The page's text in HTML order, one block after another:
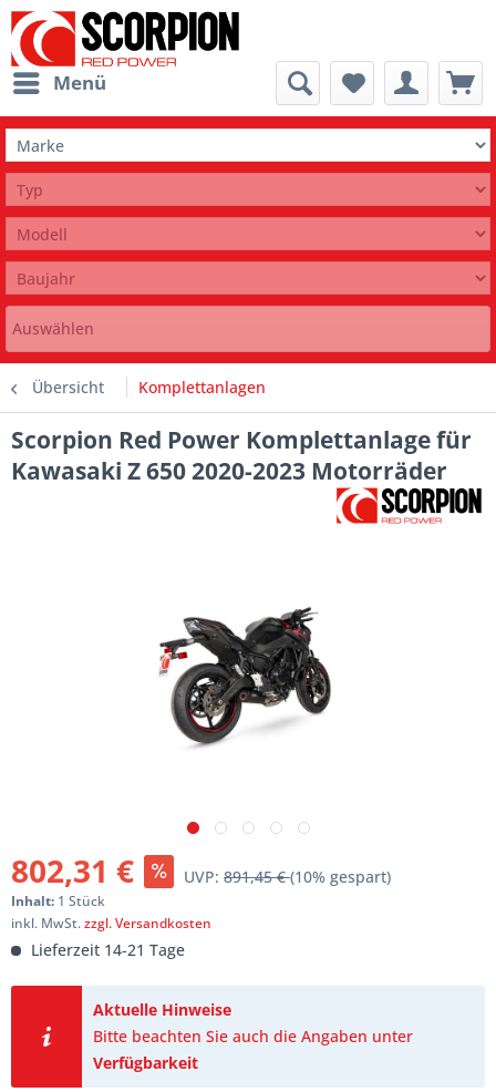
Menü
Auswählen
Übersicht Komplettanlagen
Scorpion Red Power Komplettanlage für
Kawasaki Z 650 2020-2023 Motorräder
802,31 € UVP: 891,45 €(10% gespart)
Inhalt: 1 Stück
inkl. MwSt.zzgl. Versandkosten
Lieferzeit 14-21 Tage
Aktuelle Hinweise
Bitte beachten Sie auch die Angaben unter
Verfügbarkeit